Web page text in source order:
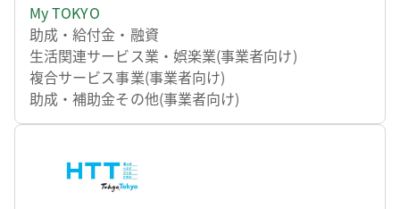
My TOKYO
助成・給付金・融資
生活関連サービス業・娯楽業(事業者向け)
複合サービス事業(事業者向け)
助成・補助金その他(事業者向け)